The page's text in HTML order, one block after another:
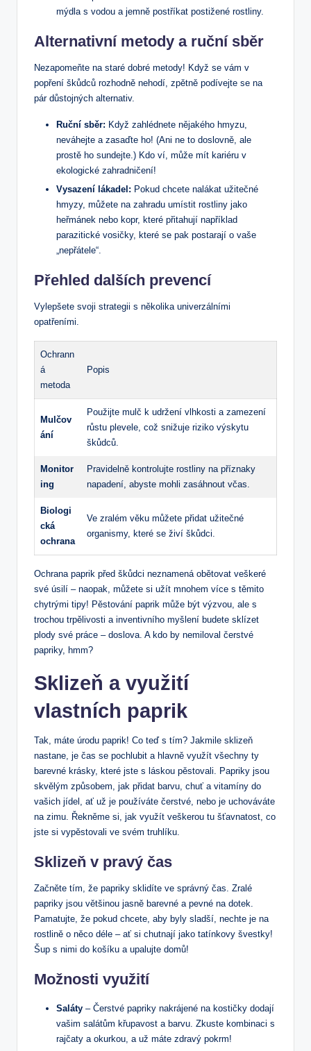
mýdla s vodou a jemně postříkat postižené rostliny.
Alternativní metody a ruční sběr
Nezapomeňte na staré dobré metody! Když se vám v
popření škůdců rozhodně nehodí, zpětně podívejte se na
pár důstojných alternativ.
Ruční sběr: Když zahlédnete nějakého hmyzu,
neváhejte a zasaďte ho! (Ani ne to doslovně, ale
prostě ho sundejte.) Kdo ví, může mít kariéru v
ekologické zahradničení!
Vysazení lákadel: Pokud chcete nalákat užitečné
hmyzy, můžete na zahradu umístit rostliny jako
heřmánek nebo kopr, které přitahují například
parazitické vosičky, které se pak postarají o vaše
„nepřátele“.
Přehled dalších prevencí
Vylepšete svoji strategii s několika univerzálními
opatřeními.
Ochrann
á
metoda
Popis
Mulčov
ání
Použijte mulč k udržení vlhkosti a zamezení
růstu plevele, což snižuje riziko výskytu
škůdců.
Monitor
ing
Pravidelně kontrolujte rostliny na příznaky
napadení, abyste mohli zasáhnout včas.
Biologi
cká
ochrana
Ve zralém věku můžete přidat užitečné
organismy, které se živí škůdci.
Ochrana paprik před škůdci neznamená obětovat veškeré
své úsilí – naopak, můžete si užít mnohem více s těmito
chytrými tipy! Pěstování paprik může být výzvou, ale s
trochou trpělivosti a inventivního myšlení budete sklízet
plody své práce – doslova. A kdo by nemiloval čerstvé
papriky, hmm?
Sklizeň a využití
vlastních paprik
Tak, máte úrodu paprik! Co teď s tím? Jakmile sklizeň
nastane, je čas se pochlubit a hlavně využít všechny ty
barevné krásky, které jste s láskou pěstovali. Papriky jsou
skvělým způsobem, jak přidat barvu, chuť a vitamíny do
vašich jídel, ať už je používáte čerstvé, nebo je uchováváte
na zimu. Řekněme si, jak využít veškerou tu šťavnatost, co
jste si vypěstovali ve svém truhlíku.
Sklizeň v pravý čas
Začněte tím, že papriky sklidíte ve správný čas. Zralé
papriky jsou většinou jasně barevné a pevné na dotek.
Pamatujte, že pokud chcete, aby byly sladší, nechte je na
rostlině o něco déle – ať si chutnají jako tatínkovy švestky!
Šup s nimi do košíku a upalujte domů!
Možnosti využití
Saláty – Čerstvé papriky nakrájené na kostičky dodají
vašim salátům křupavost a barvu. Zkuste kombinaci s
rajčaty a okurkou, a už máte zdravý pokrm!